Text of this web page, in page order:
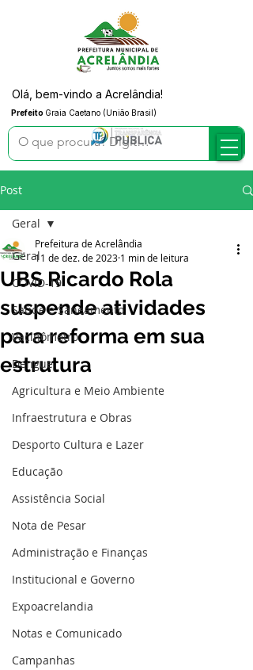
Prefeito Graia Caetano (União Brasil)
Olá, bem-vindo a Acrelândia!
Post
Geral
COVID-19
Saúde e Saneamento
Vacinômetro
Dengue
Agricultura e Meio Ambiente
Infraestrutura e Obras
Desporto Cultura e Lazer
Educação
Assistência Social
Nota de Pesar
Administração e Finanças
Institucional e Governo
Expoacrelandia
Notas e Comunicado
Campanhas
Geral
UBS Ricardo Rola
suspende atividades
para reforma em sua
estrutura
Prefeitura de Acrelândia
11 de dez. de 2023 1 min de leitura